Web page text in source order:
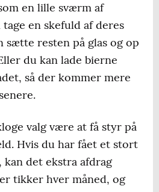
en lille sværm af
en skefuld af deres
sætte resten på glas og op
du kan lade bierne
så der kommer mere
valg være at få styr på
Hvis du har fået et stort
kan det ekstra afdrag
tikker hver måned, og